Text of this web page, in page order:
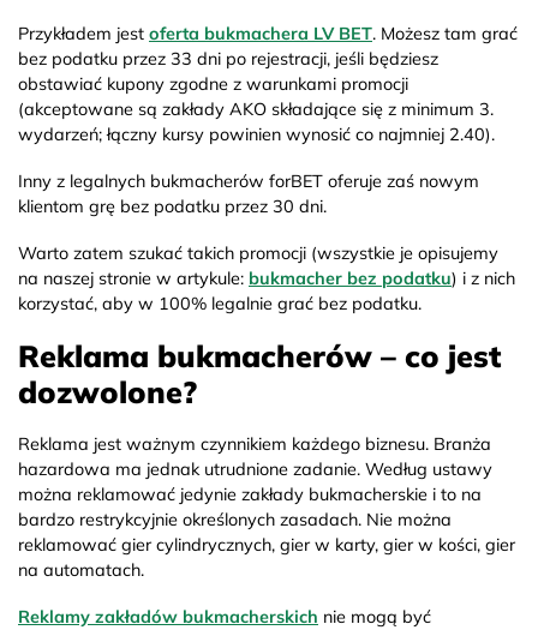
Przykładem jest oferta bukmachera LV BET. Możesz tam grać
bez podatku przez 33 dni po rejestracji, jeśli będziesz
obstawiać kupony zgodne z warunkami promocji
(akceptowane są zakłady AKO składające się z minimum 3.
wydarzeń; łączny kursy powinien wynosić co najmniej 2.40).
Inny z legalnych bukmacherów forBET oferuje zaś nowym
klientom grę bez podatku przez 30 dni.
Warto zatem szukać takich promocji (wszystkie je opisujemy
na naszej stronie w artykule: bukmacher bez podatku) i z nich
korzystać, aby w 100% legalnie grać bez podatku.
Reklama bukmacherów – co jest
dozwolone?
Reklama jest ważnym czynnikiem każdego biznesu. Branża
hazardowa ma jednak utrudnione zadanie. Według ustawy
można reklamować jedynie zakłady bukmacherskie i to na
bardzo restrykcyjnie określonych zasadach. Nie można
reklamować gier cylindrycznych, gier w karty, gier w kości, gier
na automatach.
Reklamy zakładów bukmacherskich nie mogą być